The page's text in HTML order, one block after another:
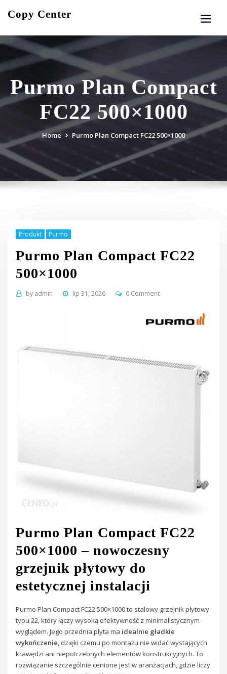
Copy Center
Purmo Plan Compact
FC22 500×1000
Home Purmo Plan Compact FC22 500×1000
Produkt Purmo
Purmo Plan Compact FC22
500×1000
by admin lip 31, 2026 0 Comment
Purmo Plan Compact FC22
500×1000 – nowoczesny
grzejnik płytowy do
estetycznej instalacji
Purmo Plan Compact FC22 500×1000 to stalowy grzejnik płytowy
typu 22, który łączy wysoką efektywność z minimalistycznym
wyglądem. Jego przednia płyta ma idealnie gładkie
wykończenie, dzięki czemu po montażu nie widać wystających
krawędzi ani niepotrzebnych elementów konstrukcyjnych. To
rozwiązanie szczególnie cenione jest w aranżacjach, gdzie liczy